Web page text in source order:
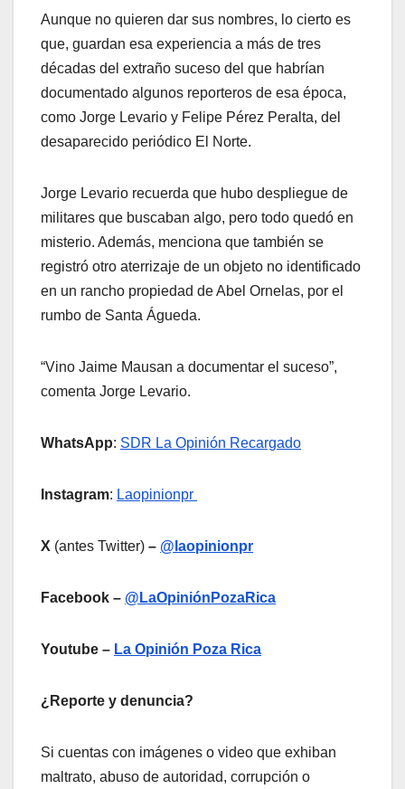
Aunque no quieren dar sus nombres, lo cierto es
que, guardan esa experiencia a más de tres
décadas del extraño suceso del que habrían
documentado algunos reporteros de esa época,
como Jorge Levario y Felipe Pérez Peralta, del
desaparecido periódico El Norte.
Jorge Levario recuerda que hubo despliegue de
militares que buscaban algo, pero todo quedó en
misterio. Además, menciona que también se
registró otro aterrizaje de un objeto no identificado
en un rancho propiedad de Abel Ornelas, por el
rumbo de Santa Águeda.
“Vino Jaime Mausan a documentar el suceso”,
comenta Jorge Levario.
WhatsApp: SDR La Opinión Recargado
Instagram: Laopinionpr
X (antes Twitter) – @laopinionpr
Facebook – @LaOpiniónPozaRica
Youtube – La Opinión Poza Rica
¿Reporte y denuncia?
Si cuentas con imágenes o video que exhiban
maltrato, abuso de autoridad, corrupción o